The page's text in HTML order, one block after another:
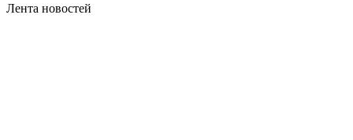
Лента новостей